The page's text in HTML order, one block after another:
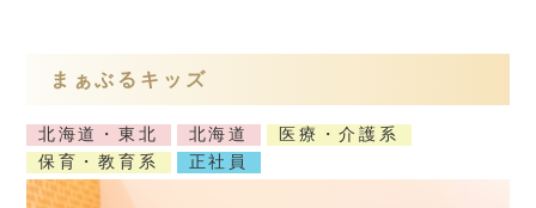
まぁぶるキッズ
北海道・東北 北海道
医療・介護系
保育・教育系
正社員